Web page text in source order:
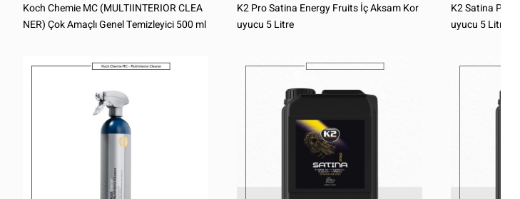
Koch Chemie MC (MULTIINTERIOR CLEA
NER) Çok Amaçlı Genel Temizleyici 500 ml
K2 Pro Satina Energy Fruits İç Aksam Kor
uyucu 5 Litre
K2 Satina Pro
uyucu 5 Litre